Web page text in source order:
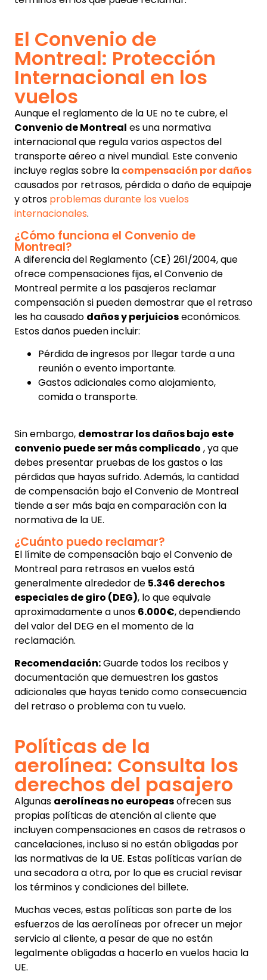
El Convenio de
Montreal: Protección
Internacional en los
vuelos
Aunque el reglamento de la UE no te cubre, el
Convenio de Montreal es una normativa
internacional que regula varios aspectos del
transporte aéreo a nivel mundial. Este convenio
incluye reglas sobre la compensación por daños
causados ​​por retrasos, pérdida o daño de equipaje
y otros problemas durante los vuelos
internacionales.
¿Cómo funciona el Convenio de
Montreal?
A diferencia del Reglamento (CE) 261/2004, que
ofrece compensaciones fijas, el Convenio de
Montreal permite a los pasajeros reclamar
compensación si pueden demostrar que el retraso
les ha causado daños y perjuicioseconómicos.
Estos daños pueden incluir:
Pérdida de ingresos por llegar tarde a una
reunión o evento importante.
Gastos adicionales como alojamiento,
comida o transporte.
Sin embargo, demostrar los daños bajo este
convenio puede ser más complicado , ya que
debes presentar pruebas de los gastos o las
pérdidas que hayas sufrido. Además, la cantidad
de compensación bajo el Convenio de Montreal
tiende a ser más baja en comparación con la
normativa de la UE.
¿Cuánto puedo reclamar?
El límite de compensación bajo el Convenio de
Montreal para retrasos en vuelos está
generalmente alrededor de 5.346 derechos
especiales de giro (DEG), lo que equivale
aproximadamente a unos 6.000€, dependiendo
del valor del DEG en el momento de la
reclamación.
Recomendación:Guarde todos los recibos y
documentación que demuestren los gastos
adicionales que hayas tenido como consecuencia
del retraso o problema con tu vuelo.
Políticas de la
aerolínea: Consulta los
derechos del pasajero
Algunas aerolíneas no europeasofrecen sus
propias políticas de atención al cliente que
incluyen compensaciones en casos de retrasos o
cancelaciones, incluso si no están obligadas por
las normativas de la UE. Estas políticas varían de
una secadora a otra, por lo que es crucial revisar
los términos y condiciones del billete.
Muchas veces, estas políticas son parte de los
esfuerzos de las aerolíneas por ofrecer un mejor
servicio al cliente, a pesar de que no están
legalmente obligadas a hacerlo en vuelos hacia la
UE.